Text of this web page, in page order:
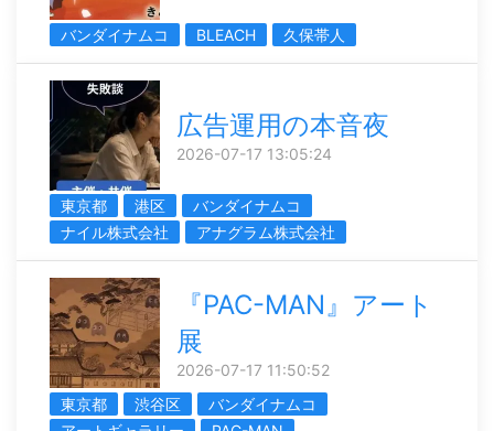
バンダイナムコ BLEACH 久保帯人
広告運用の本音夜
2026-07-17 13:05:24
東京都 港区
バンダイナムコ
ナイル株式会社
アナグラム株式会社
『PAC-MAN』アート
展
2026-07-17 11:50:52
東京都
渋谷区
バンダイナムコ